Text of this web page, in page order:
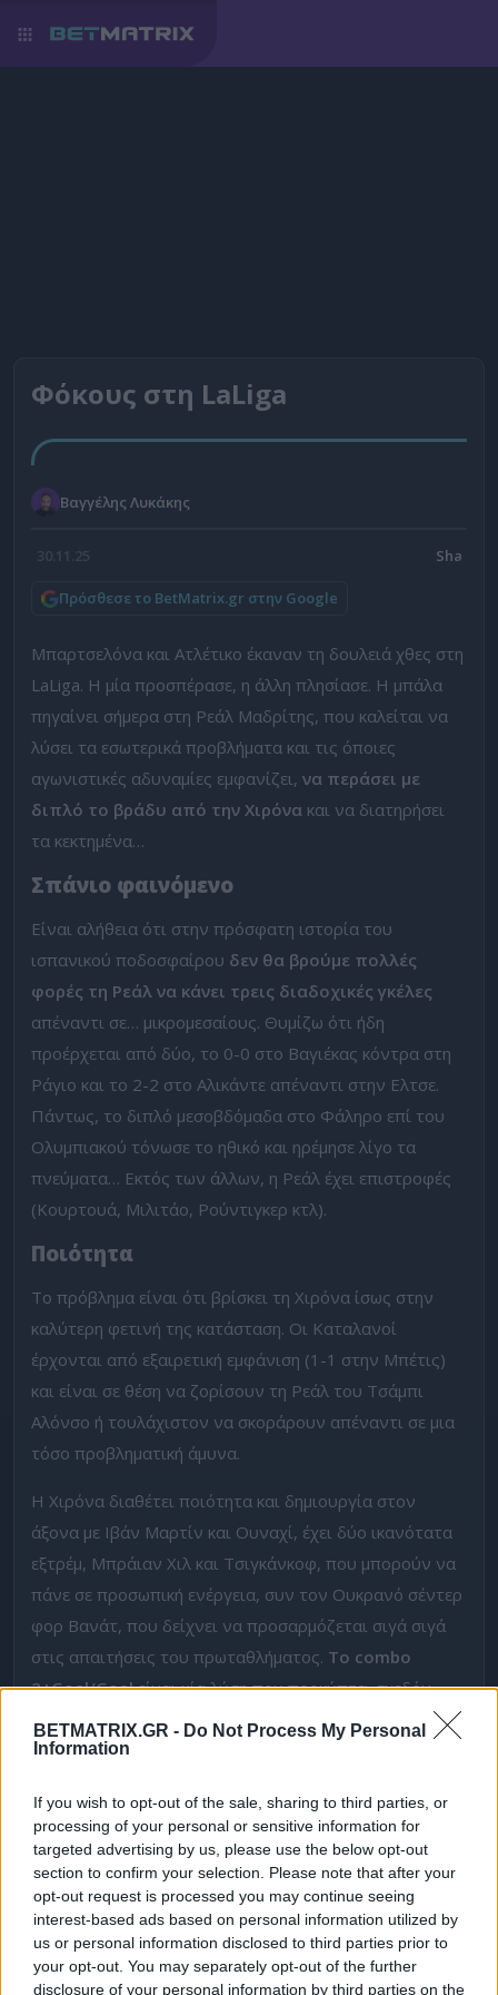
BETMATRIX.GR - Do Not Process My Personal
Information
If you wish to opt-out of the sale, sharing to third parties, or
processing of your personal or sensitive information for
targeted advertising by us, please use the below opt-out
section to confirm your selection. Please note that after your
opt-out request is processed you may continue seeing
interest-based ads based on personal information utilized by
us or personal information disclosed to third parties prior to
your opt-out. You may separately opt-out of the further
disclosure of your personal information by third parties on the
Φόκους στη LaLiga
Βαγγέλης Λυκάκης
30.11.25
Πρόσθεσε το BetMatrix.gr στην Google
Μπαρτσελόνα και Ατλέτικο έκαναν τη δουλειά χθες στη
LaLiga. Η μία προσπέρασε, η άλλη πλησίασε. Η μπάλα
πηγαίνει σήμερα στη Ρεάλ Μαδρίτης, που καλείται να
λύσει τα εσωτερικά προβλήματα και τις όποιες
αγωνιστικές αδυναμίες εμφανίζει, να περάσει με
διπλό το βράδυ από την Χιρόνα και να διατηρήσει
τα κεκτημένα…
Σπάνιο φαινόμενο
Είναι αλήθεια ότι στην πρόσφατη ιστορία του
ισπανικού ποδοσφαίρου δεν θα βρούμε πολλές
φορές τη Ρεάλ να κάνει τρεις διαδοχικές γκέλες
απέναντι σε… μικρομεσαίους. Θυμίζω ότι ήδη
προέρχεται από δύο, το 0-0 στο Βαγιέκας κόντρα στη
Ράγιο και το 2-2 στο Αλικάντε απέναντι στην Ελτσε.
Πάντως, το διπλό μεσοβδόμαδα στο Φάληρο επί του
Ολυμπιακού τόνωσε το ηθικό και ηρέμησε λίγο τα
πνεύματα… Εκτός των άλλων, η Ρεάλ έχει επιστροφές
(Κουρτουά, Μιλιτάο, Ρούντιγκερ κτλ).
Ποιότητα
Το πρόβλημα είναι ότι βρίσκει τη Χιρόνα ίσως στην
καλύτερη φετινή της κατάσταση. Οι Καταλανοί
έρχονται από εξαιρετική εμφάνιση (1-1 στην Μπέτις)
και είναι σε θέση να ζορίσουν τη Ρεάλ του Τσάμπι
Αλόνσο ή τουλάχιστον να σκοράρουν απέναντι σε μια
τόσο προβληματική άμυνα.
Η Χιρόνα διαθέτει ποιότητα και δημιουργία στον
άξονα με Ιβάν Μαρτίν και Ουναχί, έχει δύο ικανότατα
εξτρέμ, Μπράιαν Χιλ και Τσιγκάνκοφ, που μπορούν να
πάνε σε προσωπική ενέργεια, συν τον Ουκρανό σέντερ
φορ Βανάτ, που δείχνει να προσαρμόζεται σιγά σιγά
στις απαιτήσεις του πρωταθλήματος. Το combo
2+Goal/Goalείναι μία λύση που προκύπτει σχεδόν
εύκολα και πληρώνει συμπαθητικά (στο 2.60). Το πιο
απλό G/G+Over 3.5 πηγαίνει στο 2.40 περίπου.
Ενστάσεις
Το Over 2.5 το μεσημέρι στο Σαν Σεμπαστιάν
προσφέρεται σε δίκαιες τιμές. Σοσιεδάδ και Βιγιαρεάλ
είναι δύο πολύ ποιοτικές ομάδες που μπορούν να μας
δώσουν ένα ωραίο παιχνίδι.Μόνη ένστασηότι στη
Σοσιεδάδ χτύπησε και μένει έξω ο πολύ φορμαρισμένος